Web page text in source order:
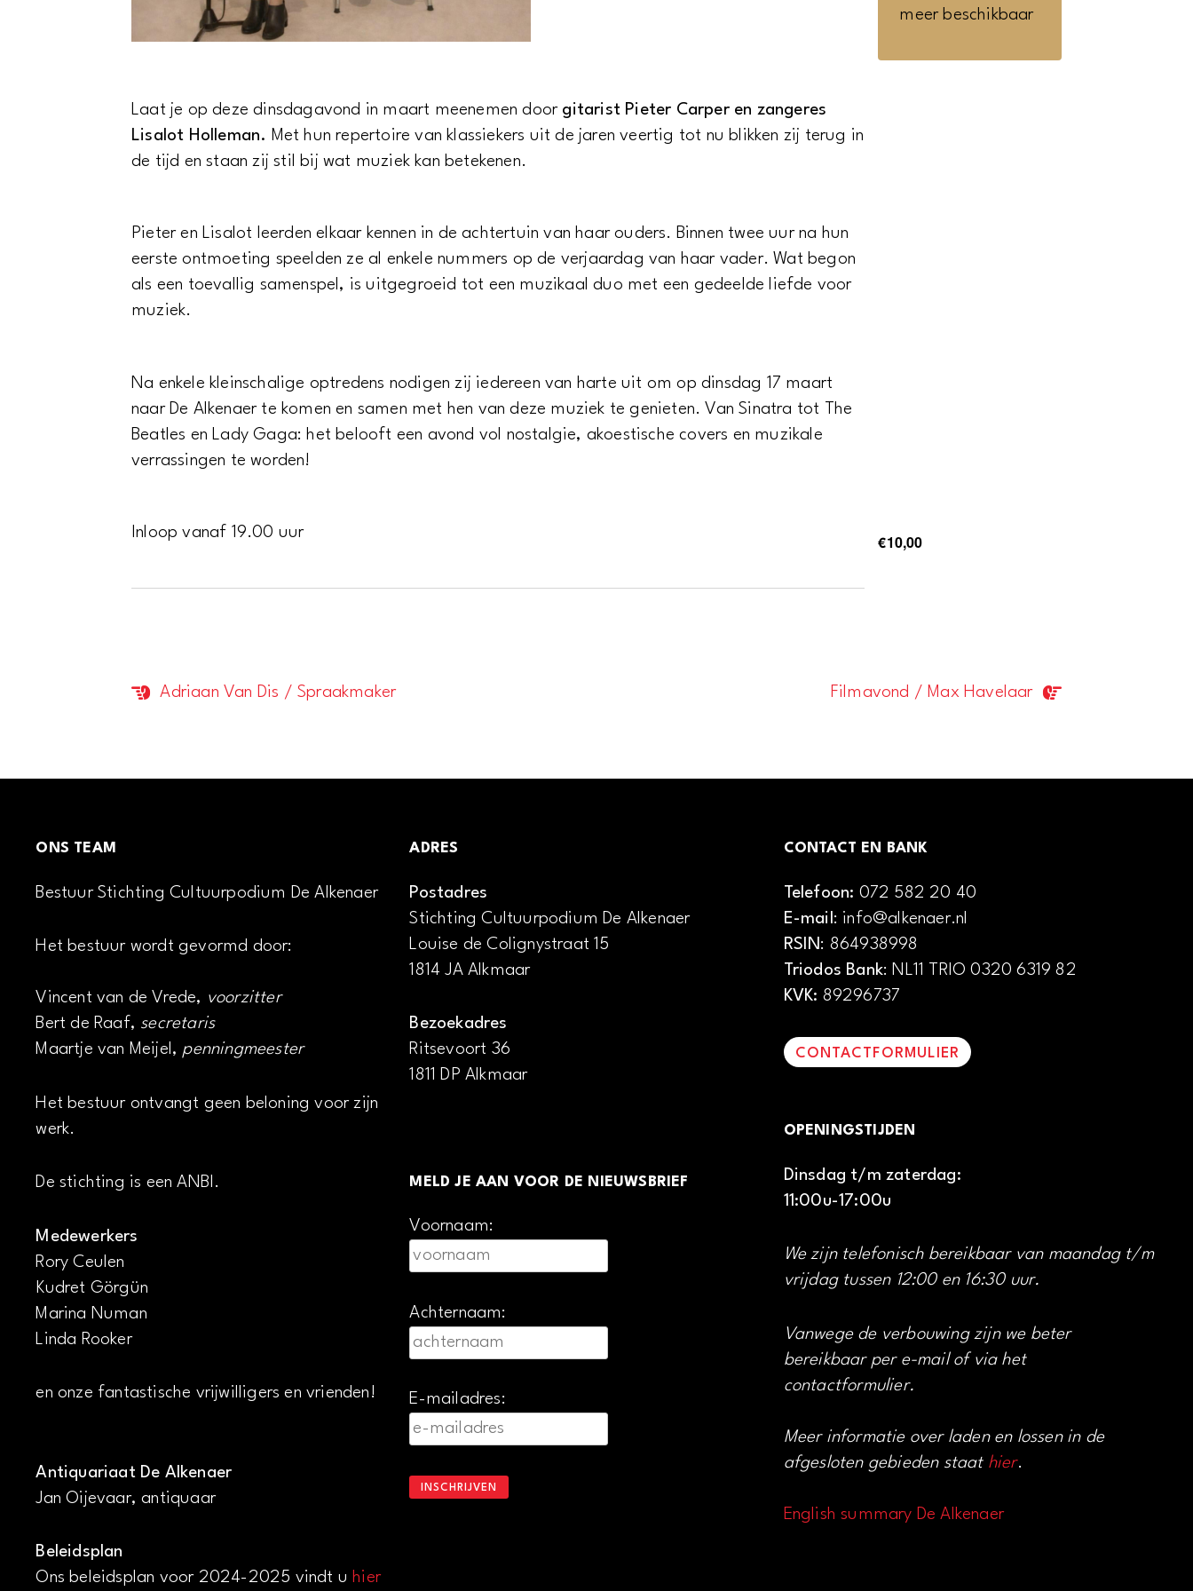
Laat je op deze dinsdagavond in maart meenemen door gitarist Pieter Carper en zangeres
Lisalot Holleman. Met hun repertoire van klassiekers uit de jaren veertig tot nu blikken zij terug in
de tijd en staan zij stil bij wat muziek kan betekenen.
Pieter en Lisalot leerden elkaar kennen in de achtertuin van haar ouders. Binnen twee uur na hun
eerste ontmoeting speelden ze al enkele nummers op de verjaardag van haar vader. Wat begon
als een toevallig samenspel, is uitgegroeid tot een muzikaal duo met een gedeelde liefde voor
muziek.
Na enkele kleinschalige optredens nodigen zij iedereen van harte uit om op dinsdag 17 maart
naar De Alkenaer te komen en samen met hen van deze muziek te genieten. Van Sinatra tot The
Beatles en Lady Gaga: het belooft een avond vol nostalgie, akoestische covers en muzikale
verrassingen te worden!
Inloop vanaf 19.00 uur €10,00
meer beschikbaar
Evenement
Adriaan Van Dis / Spraakmaker Filmavond / Max Havelaar
ONS TEAM
Bestuur Stichting Cultuurpodium De Alkenaer
Het bestuur wordt gevormd door:
Vincent van de Vrede, voorzitter
Bert de Raaf, secretaris
Maartje van Meijel, penningmeester
Het bestuur ontvangt geen beloning voor zijn
werk.
De stichting is een ANBI.
Medewerkers
Rory Ceulen
Kudret Görgün
Marina Numan
Linda Rooker
en onze fantastische vrijwilligers en vrienden!
Antiquariaat De Alkenaer
Jan Oijevaar, antiquaar
Beleidsplan
Ons beleidsplan voor 2024-2025 vindt uhier
ADRES
Postadres
Stichting Cultuurpodium De Alkenaer
Louise de Colignystraat 15
1814 JA Alkmaar
Bezoekadres
Ritsevoort 36
1811 DP Alkmaar
MELD JE AAN VOOR DE NIEUWSBRIEF
Voornaam:
Achternaam:
E-mailadres:
CONTACT EN BANK
Telefoon: 072 582 20 40
E-mail : info@alkenaer.nl
RSIN : 864938998
Triodos Bank: NL11 TRIO 0320 6319 82
KVK: 89296737
CONTACTFORMULIER
OPENINGSTIJDEN
Dinsdag t/m zaterdag:
11:00u-17:00u
We zijn telefonisch bereikbaar van maandag t/m
vrijdag tussen 12:00 en 16:30 uur.
Vanwege de verbouwing zijn we beter
bereikbaar per e-mail of via het
contactformulier.
Meer informatie over laden en lossen in de
afgesloten gebieden staat hier.
English summary De Alkenaer